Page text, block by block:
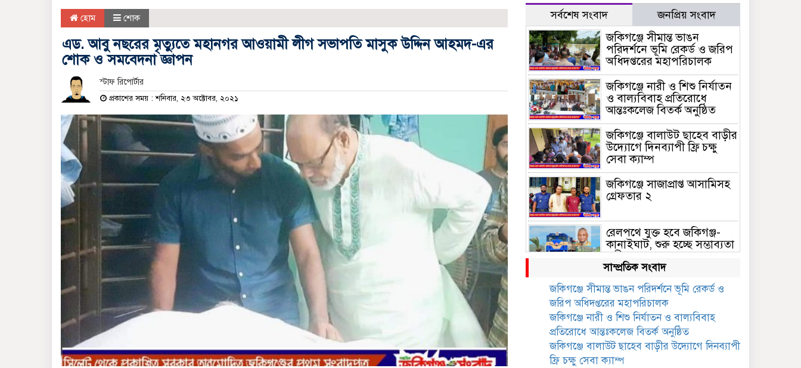
হোম শোক
এড. আবু নছরের মৃত্যুতে মহানগর আওয়ামী লীগ সভাপতি মাসুক উদ্দিন আহমদ-এর
শোক ও সমবেদনা জ্ঞাপন
স্টাফ রিপোর্টার
প্রকাশের সময় : শনিবার, ২৩ অক্টোবর, ২০২১
সর্বশেষ সংবাদ জনপ্রিয় সংবাদ
জকিগঞ্জে সীমান্ত ভাঙন
পরিদর্শনে ভূমি রেকর্ড ও জরিপ
অধিদপ্তরের মহাপরিচালক
জকিগঞ্জে নারী ও শিশু নির্যাতন
ও বাল্যবিবাহ প্রতিরোধে
আন্তঃকলেজ বিতর্ক অনুষ্ঠিত
জকিগঞ্জে বালাউট ছাহেব বাড়ীর
উদ্যোগে দিনব্যাপী ফ্রি চক্ষু
সেবা ক্যাম্প
জকিগঞ্জে সাজাপ্রাপ্ত আসামিসহ
গ্রেফতার ২
রেলপথে যুক্ত হবে জকিগঞ্জ-
কানাইঘাট, শুরু হচ্ছে সম্ভাব্যতা
সমীক্ষা
সাবেক এমপি হাফিজ আহমদ
মজুমদার কি আত্মগোপনে?
ভাইরাল ছবি ঘিরে আলোচনা!
ভাতা পেতে টাকা লাগে না,
জকিগঞ্জে সমাজসেবা কর্মকর্তার
গুরুত্বপূর্ণ বার্তা
সাম্প্রতিক সংবাদ
জকিগঞ্জে সীমান্ত ভাঙন পরিদর্শনে ভূমি রেকর্ড ও
জরিপ অধিদপ্তরের মহাপরিচালক
জকিগঞ্জে নারী ও শিশু নির্যাতন ও বাল্যবিবাহ
প্রতিরোধে আন্তঃকলেজ বিতর্ক অনুষ্ঠিত
জকিগঞ্জে বালাউট ছাহেব বাড়ীর উদ্যোগে দিনব্যাপী
ফ্রি চক্ষু সেবা ক্যাম্প